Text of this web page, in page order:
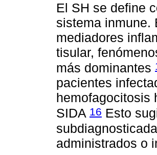
El SH se define
sistema inmune.
mediadores
tisular,
más dominantes
pacientes
hemofagocitosis
SIDA 16 Esto
administrados o